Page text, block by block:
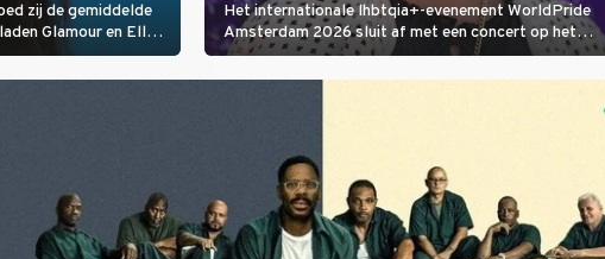
zij de gemiddelde
Glamour en Elle
Marie Huijbregts.
Het internationale lhbtqia+-evenement WorldPride
Amsterdam 2026 sluit af met een concert op het
Amsterdamse Museumplein. Anita Doth is een van de
optredende artiesten. In de jaren 90 veroverde ze de